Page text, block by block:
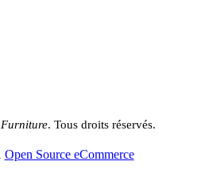
Furniture. Tous droits réservés.
Open Source eCommerce